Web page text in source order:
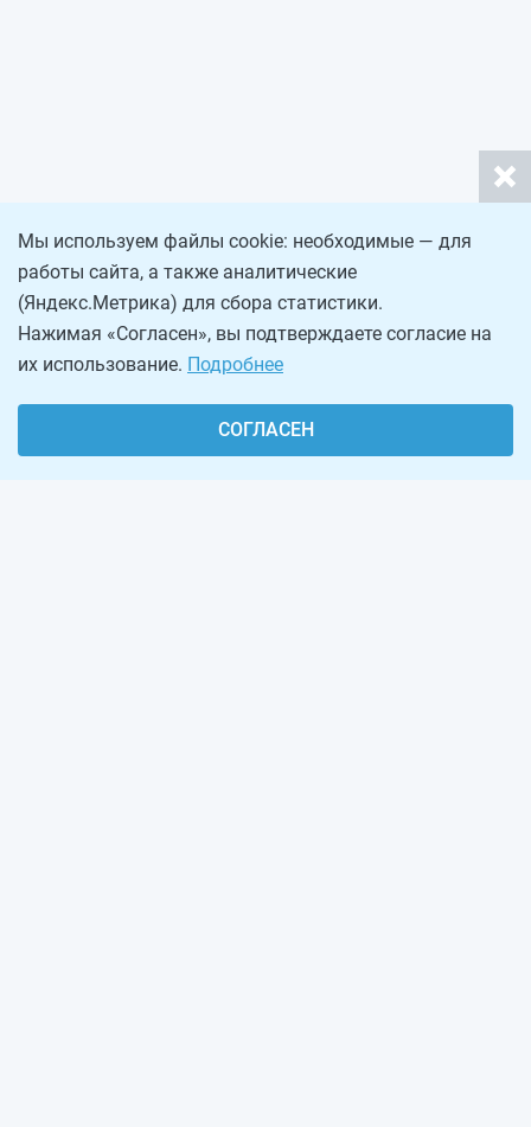
Мы используем файлы cookie: необходимые — для
работы сайта, а также аналитические
(Яндекс.Метрика) для сбора статистики.
Нажимая «Согласен», вы подтверждаете согласие на
их использование. Подробнее
СОГЛАСЕН